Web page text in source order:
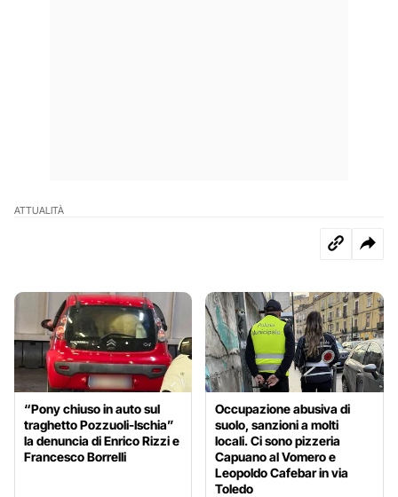
ATTUALITÀ
“Pony chiuso in auto sul
traghetto Pozzuoli-Ischia”
la denuncia di Enrico Rizzi e
Francesco Borrelli
Occupazione abusiva di
suolo, sanzioni a molti
locali. Ci sono pizzeria
Capuano al Vomero e
Leopoldo Cafebar in via
Toledo